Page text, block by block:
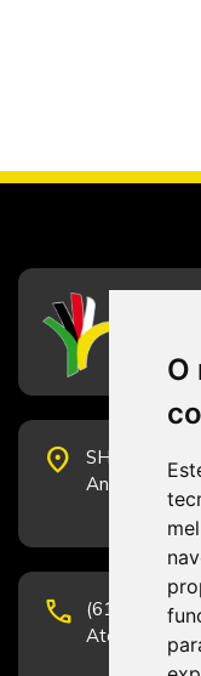
O
place
SHS Quadra
Andar, Sala
phone
(61) 3223-
Atendimento